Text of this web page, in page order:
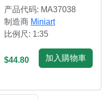
产品代码: MA37038
制造商 Miniart
比例尺: 1:35
$44.80 加入購物車